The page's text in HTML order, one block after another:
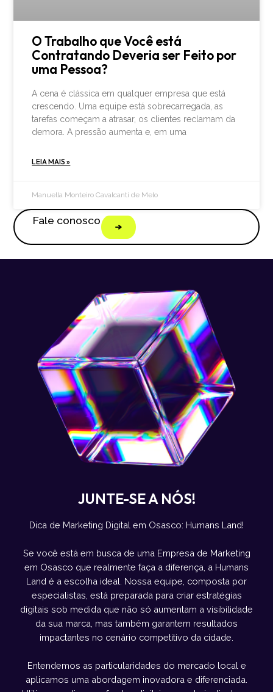
O Trabalho que Você está
Contratando Deveria ser Feito por
uma Pessoa?
A cena é clássica em qualquer empresa que está
crescendo. Uma equipe está sobrecarregada, as
tarefas começam a atrasar, os clientes reclamam da
demora. A pressão aumenta e, em uma
LEIA MAIS »
Manuella Monteiro Cavalcanti de Melo
Fale conosco
JUNTE-SE A NÓS!
Dica de Marketing Digital em Osasco: Humans Land!
Se você está em busca de uma Empresa de Marketing
em Osasco que realmente faça a diferença, a Humans
Land é a escolha ideal. Nossa equipe, composta por
especialistas, está preparada para criar estratégias
digitais sob medida que não só aumentam a visibilidade
da sua marca, mas também garantem resultados
impactantes no cenário competitivo da cidade.
Entendemos as particularidades do mercado local e
aplicamos uma abordagem inovadora e diferenciada.